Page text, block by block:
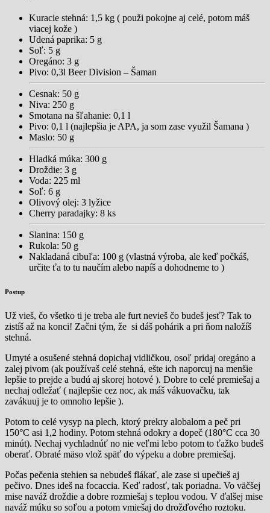
Kuracie stehná: 1,5 kg ( použi pokojne aj celé, potom máš
viacej kože )
Udená paprika: 5 g
Soľ: 5 g
Oregáno: 3 g
Pivo: 0,3l Beer Division – Šaman
Cesnak: 50 g
Niva: 250 g
Smotana na šľahanie: 0,1 l
Pivo: 0,1 l (najlepšia je APA, ja som zase využil Šamana )
Maslo: 50 g
Hladká múka: 300 g
Droždie: 3 g
Voda: 225 ml
Soľ: 6 g
Olivový olej: 3 lyžice
Cherry paradajky: 8 ks
Slanina: 150 g
Rukola: 50 g
Nakladaná cibuľa: 100 g (vlastná výroba, ale keď počkáš,
určite ťa to tu naučím alebo napíš a dohodneme to )
Postup
Už vieš, čo všetko ti je treba ale furt nevieš čo budeš jesť? Tak to
zistíš až na konci! Začni tým, že si dáš pohárik a pri ňom naložíš
stehná.
Umyté a osušené stehná dopichaj vidličkou, osoľ pridaj oregáno a
zalej pivom (ak používaš celé stehná, ešte ich naporcuj na menšie
lepšie to prejde a budú aj skorej hotové ). Dobre to celé premiešaj a
nechaj odležať ( najlepšie cez noc, ak máš vákuovačku, tak
zavákuuj je to omnoho lepšie ).
Potom to celé vysyp na plech, ktorý prekry alobalom a peč pri
150°C asi 1,2 hodiny. Potom stehná odokry a dopeč (180°C cca 30
minút). Nechaj vychladnúť no nie veľmi lebo potom to ťažko budeš
oberať. Obraté mäso vlož späť do výpeku a dobre premiešaj.
Počas pečenia stehien sa nebudeš flákať, ale zase si upečieš aj
pečivo. Dnes ideš na focaccia. Keď radosť, tak poriadna. Vo väčšej
mise naváž droždie a dobre rozmiešaj s teplou vodou. V ďalšej mise
naváž múku so soľou a potom vmiešaj do drožďového roztoku.